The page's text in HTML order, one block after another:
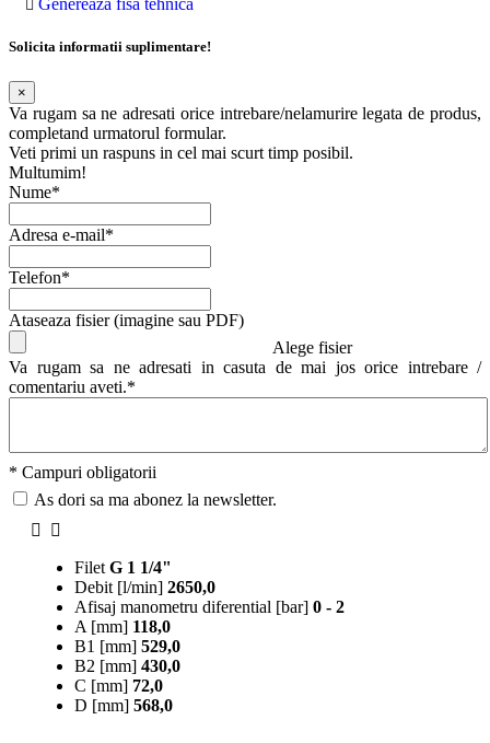
Genereaza fisa tehnica
Solicita informatii suplimentare!
×
Va rugam sa ne adresati orice intrebare/nelamurire legata de produs,
completand urmatorul formular.
Veti primi un raspuns in cel mai scurt timp posibil.
Multumim!
Nume*
Adresa e-mail*
Telefon*
Ataseaza fisier (imagine sau PDF)
Alege fisier
Va rugam sa ne adresati in casuta de mai jos orice intrebare /
comentariu aveti.*
* Campuri obligatorii
As dori sa ma abonez la newsletter.
Filet G 1 1/4"
Debit [l/min] 2650,0
Afisaj manometru diferential [bar] 0 - 2
A [mm] 118,0
B1 [mm] 529,0
B2 [mm] 430,0
C [mm] 72,0
D [mm] 568,0